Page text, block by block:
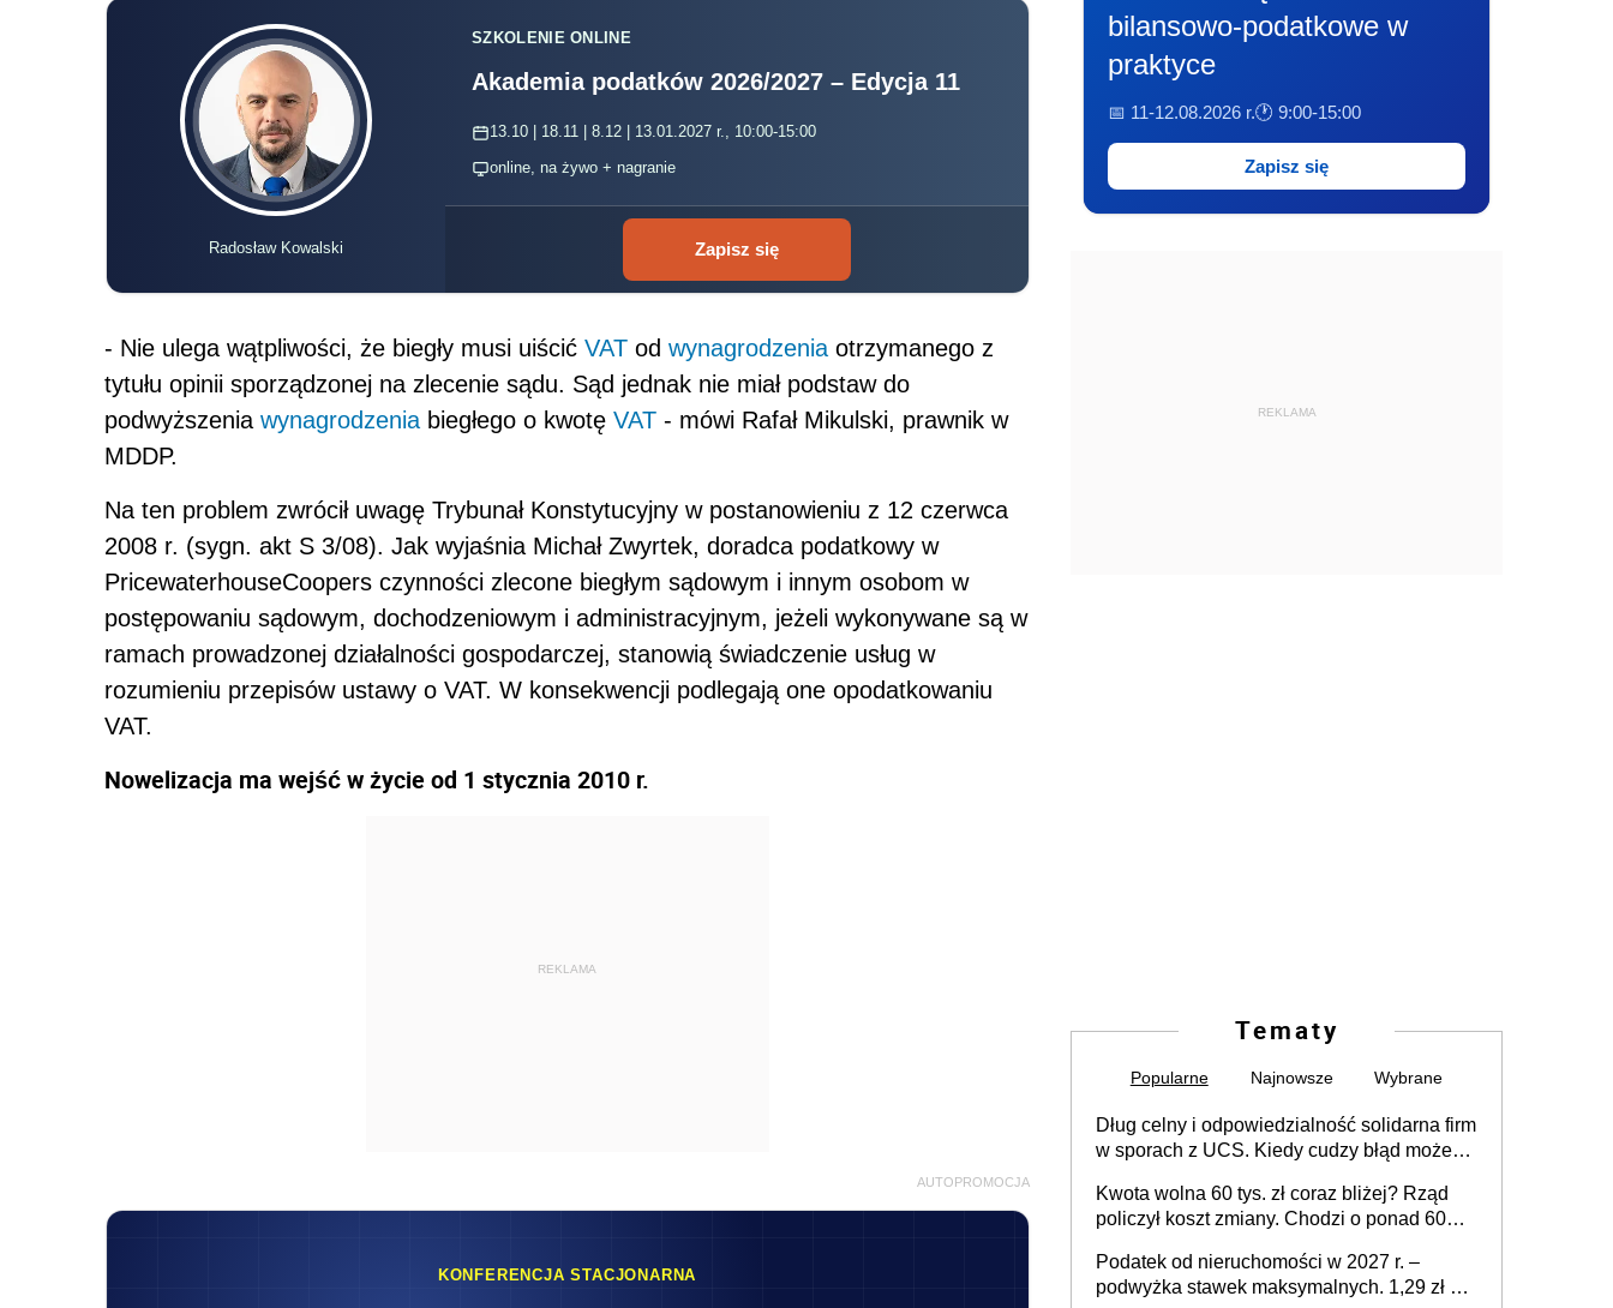
Radosław Kowalski
SZKOLENIE ONLINE
Akademia podatków 2026/2027 – Edycja 11
13.10 | 18.11 | 8.12 | 13.01.2027 r., 10:00-15:00
online, na żywo + nagranie
Zapisz się
- Nie ulega wątpliwości, że biegły musi uiścić VAT od wynagrodzenia otrzymanego z
tytułu opinii sporządzonej na zlecenie sądu. Sąd jednak nie miał podstaw do
podwyższenia wynagrodzenia biegłego o kwotę VAT - mówi Rafał Mikulski, prawnik w
MDDP.
Na ten problem zwrócił uwagę Trybunał Konstytucyjny w postanowieniu z 12 czerwca
2008 r. (sygn. akt S 3/08). Jak wyjaśnia Michał Zwyrtek, doradca podatkowy w
PricewaterhouseCoopers czynności zlecone biegłym sądowym i innym osobom w
postępowaniu sądowym, dochodzeniowym i administracyjnym, jeżeli wykonywane są w
ramach prowadzonej działalności gospodarczej, stanowią świadczenie usług w
rozumieniu przepisów ustawy o VAT. W konsekwencji podlegają one opodatkowaniu
VAT.
Nowelizacja ma wejść w życie od 1 stycznia 2010 r.
REKLAMA
AUTOPROMOCJA
KONFERENCJA STACJONARNA
bilansowo-podatkowe w
praktyce
📅 11-12.08.2026 r.🕐 9:00-15:00
Zapisz się
REKLAMA
Tematy
Popularne Najnowsze Wybrane
Dług celny i odpowiedzialność solidarna firm
w sporach z UCS. Kiedy cudzy błąd może
Kwota wolna 60 tys. zł coraz bliżej? Rząd
policzył koszt zmiany. Chodzi o ponad 60
Podatek od nieruchomości w 2027 r. –
podwyżka stawek maksymalnych. 1,29 zł za